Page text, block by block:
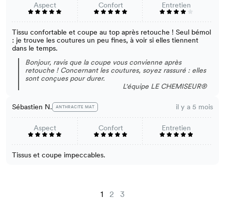
Aspect Confort Entretien
Tissu confortable et coupe au top après retouche ! Seul bémol
: je trouve les coutures un peu fines, à voir si elles tiennent
dans le temps.
Bonjour, ravis que la coupe vous convienne après
retouche ! Concernant les coutures, soyez rassuré : elles
sont conçues pour durer.
L'équipe LE CHEMISEUR®
Sébastien N. ANTHRACITE MAT il y a 5 mois
Aspect Confort Entretien
Tissus et coupe impeccables.
1 2 3